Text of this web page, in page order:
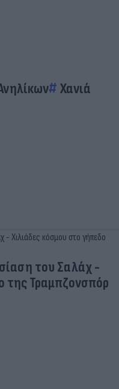
Χανιά
του Σαλάχ -
της Τραμπζονσπόρ